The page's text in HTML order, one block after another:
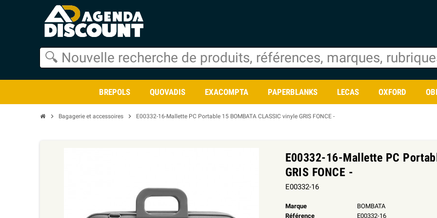
BREPOLS QUOVADIS EXACOMPTA PAPERBLANKS LECAS OXFORD
chevron_right Bagagerie et accessoires chevron_right E00332-16-Mallette PC Portable 15 BOMBATA CLASSIC vinyle GRIS FONCE -
E00332-16-Mallette PC
GRIS FONCE -
E00332-16
Marque
BOMBATA
Référence
E00332-16